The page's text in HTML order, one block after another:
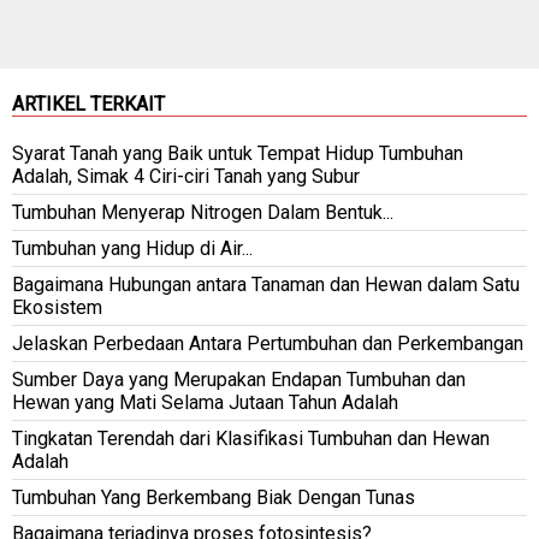
ARTIKEL TERKAIT
Syarat Tanah yang Baik untuk Tempat Hidup Tumbuhan
Adalah, Simak 4 Ciri-ciri Tanah yang Subur
Tumbuhan Menyerap Nitrogen Dalam Bentuk...
Tumbuhan yang Hidup di Air...
Bagaimana Hubungan antara Tanaman dan Hewan dalam Satu
Ekosistem
Jelaskan Perbedaan Antara Pertumbuhan dan Perkembangan
Sumber Daya yang Merupakan Endapan Tumbuhan dan
Hewan yang Mati Selama Jutaan Tahun Adalah
Tingkatan Terendah dari Klasifikasi Tumbuhan dan Hewan
Adalah
Tumbuhan Yang Berkembang Biak Dengan Tunas
Bagaimana terjadinya proses fotosintesis?